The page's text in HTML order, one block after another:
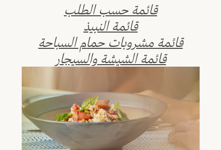
قائمة حسب الطلب
قائمة النبيذ
قائمة مشروبات حمام السباحة
قائمة الشيشة والسيجار